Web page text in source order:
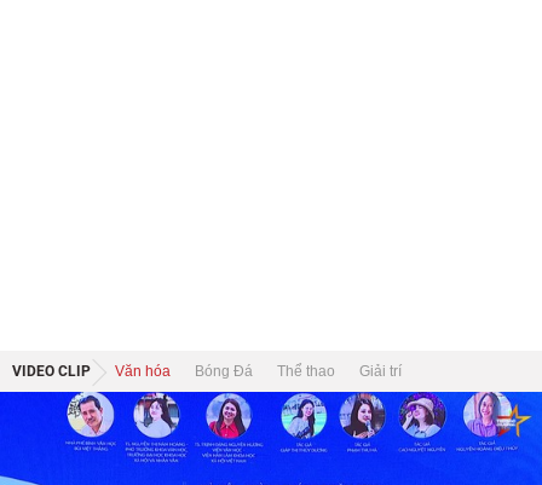
VIDEO CLIP Văn hóa Bóng Đá Thể thao Giải trí